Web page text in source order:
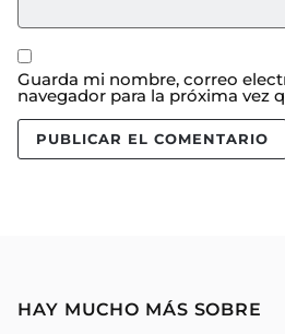
Guarda mi nombre, correo
navegador para la próxima vez
HAY MUCHO MÁS SOBRE